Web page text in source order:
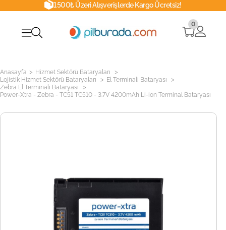
1500₺ Üzeri Alışverişlerde Kargo Ücretsiz!
0
Anasayfa > Hizmet Sektörü Bataryaları >
Lojistik Hizmet Sektörü Bataryaları > El Terminali Bataryası >
Zebra El Terminali Bataryası >
Power-Xtra - Zebra - TC51 TC510 - 3.7V 4200mAh Li-ion Terminal Bataryası